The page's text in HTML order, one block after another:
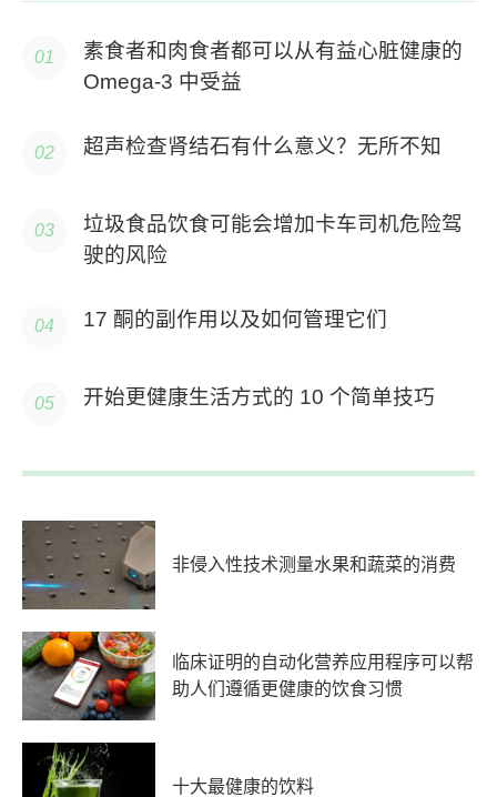
素食者和肉食者都可以从有益心脏健康的
Omega-3 中受益
超声检查肾结石有什么意义？无所不知
垃圾食品饮食可能会增加卡车司机危险驾
驶的风险
17 酮的副作用以及如何管理它们
开始更健康生活方式的 10 个简单技巧
非侵入性技术测量水果和蔬菜的消费
临床证明的自动化营养应用程序可以帮
助人们遵循更健康的饮食习惯
十大最健康的饮料